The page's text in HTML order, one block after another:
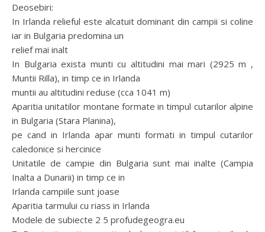
Deosebiri:
In Irlanda relieful este alcatuit dominant din campii si coline
iar in Bulgaria predomina un
relief mai inalt
In Bulgaria exista munti cu altitudini mai mari (2925 m ,
Muntii Rilla), in timp ce in Irlanda
muntii au altitudini reduse (cca 1041 m)
Aparitia unitatilor montane formate in timpul cutarilor alpine
in Bulgaria (Stara Planina),
pe cand in Irlanda apar munti formati in timpul cutarilor
caledonice si hercinice
Unitatile de campie din Bulgaria sunt mai inalte (Campia
Inalta a Dunarii) in timp ce in
Irlanda campiile sunt joase
Aparitia tarmului cu riass in Irlanda
Modele de subiecte 2 5 profudegeogra.eu